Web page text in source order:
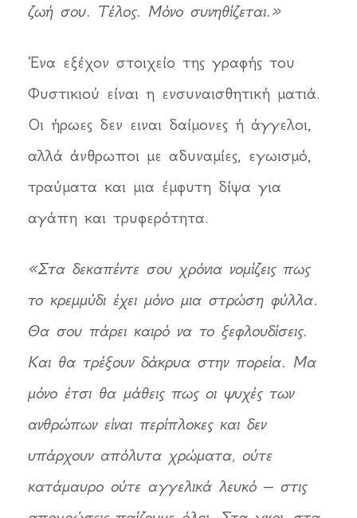
ζωή σου. Τέλος. Μόνο συνηθίζεται.»
Ένα εξέχον στοιχείο της γραφής του
Φυστικιού είναι η ενσυναισθητική ματιά.
Οι ήρωες δεν ειναι δαίμονες ή άγγελοι,
αλλά άνθρωποι με αδυναμίες, εγωισμό,
τραύματα και μια έμφυτη δίψα για
αγάπη και τρυφερότητα.
«Στα δεκαπέντε σου χρόνια νομίζεις πως
το κρεμμύδι έχει μόνο μια στρώση φύλλα.
Θα σου πάρει καιρό να το ξεφλουδίσεις.
Και θα τρέξουν δάκρυα στην πορεία. Μα
μόνο έτσι θα μάθεις πως οι ψυχές των
ανθρώπων είναι περίπλοκες και δεν
υπάρχουν απόλυτα χρώματα, ούτε
κατάμαυρο ούτε αγγελικά λευκό – στις